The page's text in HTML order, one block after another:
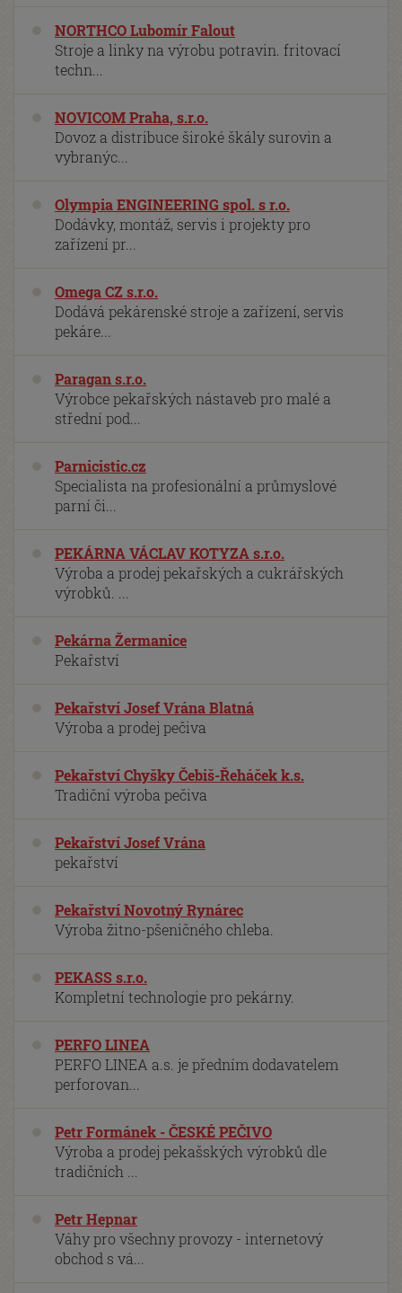
NORTHCO Lubomír Falout
Stroje a linky na výrobu potravin. fritovací
techn...
NOVICOM Praha, s.r.o.
Dovoz a distribuce široké škály surovin a
vybranýc...
Olympia ENGINEERING spol. s r.o.
Dodávky, montáž, servis i projekty pro
zařízení pr...
Omega CZ s.r.o.
Dodává pekárenské stroje a zařízení, servis
pekáre...
Paragan s.r.o.
Výrobce pekařských nástaveb pro malé a
střední pod...
Parnicistic.cz
Specialista na profesionální a průmyslové
parní či...
PEKÁRNA VÁCLAV KOTYZA s.r.o.
Výroba a prodej pekařských a cukrářských
výrobků. ...
Pekárna Žermanice
Pekařství
Pekařství Josef Vrána Blatná
Výroba a prodej pečiva
Pekařství Chyšky Čebiš-Řeháček k.s.
Tradiční výroba pečiva
Pekařství Josef Vrána
pekařství
Pekařství Novotný Rynárec
Výroba žitno-pšeničného chleba.
PEKASS s.r.o.
Kompletní technologie pro pekárny.
PERFO LINEA
PERFO LINEA a.s. je předním dodavatelem
perforovan...
Petr Formánek - ČESKÉ PEČIVO
Výroba a prodej pekašských výrobků dle
tradičních ...
Petr Hepnar
Váhy pro všechny provozy - internetový
obchod s vá...